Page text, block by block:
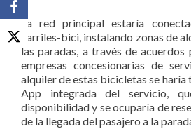
La red principal estaría
carriles-bici, instalando zonas de
las paradas, a través de
empresas concesionarias de
alquiler de estas bicicletas se haría
App integrada del servicio,
disponibilidad y se ocuparía de
de la llegada del pasajero a la